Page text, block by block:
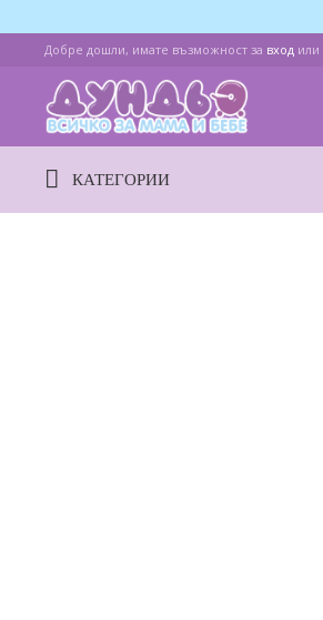
Добре дошли, имате възможност за вход или
КАТЕГОРИИ